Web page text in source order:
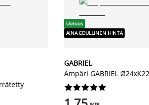
Uutuus
AINA EDULLINEN HINTA
GABRIEL
Ämpäri GABRIEL





